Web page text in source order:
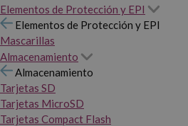
Elementos de Protección y EPI
Elementos de Protección y EPI
Mascarillas
Almacenamiento
Almacenamiento
Tarjetas SD
Tarjetas MicroSD
Tarjetas Compact Flash